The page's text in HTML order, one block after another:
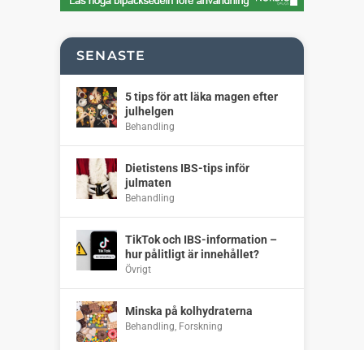
SENASTE
5 tips för att läka magen efter
julhelgen
Behandling
Dietistens IBS-tips inför
julmaten
Behandling
TikTok och IBS-information –
hur pålitligt är innehållet?
Övrigt
Minska på kolhydraterna
Behandling, Forskning